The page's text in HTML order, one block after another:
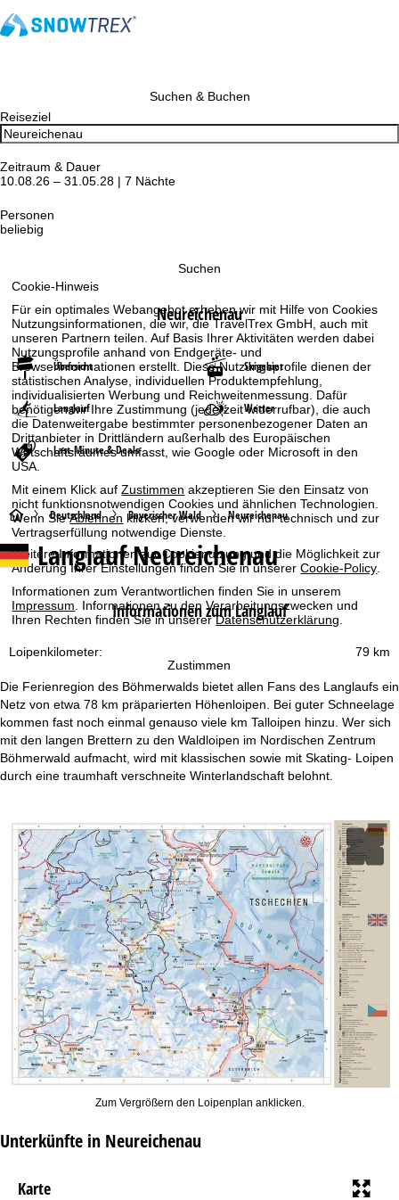
Cookie-Hinweis
Für ein optimales Webangebot erheben wir mit Hilfe von Cookies
Nutzungsinformationen, die wir, die TravelTrex GmbH, auch mit
unseren Partnern teilen. Auf Basis Ihrer Aktivitäten werden dabei
Nutzungsprofile anhand von Endgeräte- und
Browserinformationen erstellt. Diese Nutzungsprofile dienen der
statistischen Analyse, individuellen Produktempfehlung,
individualisierten Werbung und Reichweitenmessung. Dafür
benötigen wir Ihre Zustimmung (jederzeit widerrufbar), die auch
die Datenweitergabe bestimmter personenbezogener Daten an
Drittanbieter in Drittländern außerhalb des Europäischen
Wirtschaftsraumes umfasst, wie Google oder Microsoft in den
USA.
Mit einem Klick aufZustimmen akzeptieren Sie den Einsatz von
nicht funktionsnotwendigen Cookies und ähnlichen Technologien.
Wenn SieAblehnen klicken, verwenden wir nur technisch und zur
Vertragserfüllung notwendige Dienste.
Weitere Informationen zur Cookienutzung und die Möglichkeit zur
Änderung Ihrer Einstellungen finden Sie in unsererCookie-Policy.
Informationen zum Verantwortlichen finden Sie in unserem
Impressum. Informationen zu den Verarbeitungszwecken und
Ihren Rechten finden Sie in unsererDatenschutzerklärung.
Zustimmen
Suchen & Buchen
Reiseziel
Zeitraum & Dauer
10.08.26 – 31.05.28 | 7 Nächte
Personen
beliebig
Suchen
Neureichenau
Übersicht Skigebiet
Langlauf Wetter
Last-Minute & Deals
S
t
a
r
t
e
i
e
Deutschland Bayerischer Wald Neureichenau
Langlauf Neureichenau
Informationen zum Langlauf
79 km
Loipenkilometer:
Die Ferienregion des Böhmerwalds bietet allen Fans des Langlaufs ein
Netz von etwa 78 km präparierten Höhenloipen. Bei guter Schneelage
kommen fast noch einmal genauso viele km Talloipen hinzu. Wer sich
mit den langen Brettern zu den Waldloipen im Nordischen Zentrum
Böhmerwald aufmacht, wird mit klassischen sowie mit Skating- Loipen
durch eine traumhaft verschneite Winterlandschaft belohnt.
Zum Vergrößern den Loipenplan anklicken.
Unterkünfte in Neureichenau
Karte